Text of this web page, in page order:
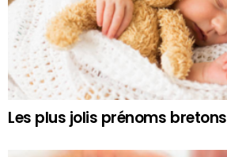
Les plus jolis prénoms bretons